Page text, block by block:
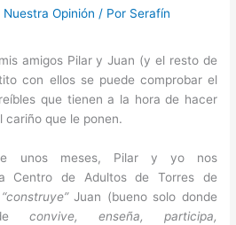
Nuestra Opinión / Por Serafín
amigos Pilar y Juan (y el resto de
con ellos se puede comprobar el
que tienen a la hora de hacer
cariño que le ponen.
unos meses, Pilar y yo nos
Centro de Adultos de Torres de
“construye”Juan (bueno solo donde
convive, enseña, participa,